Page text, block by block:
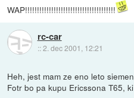
WAP!!!!!!!!!!!!!!!!!!!!!!!!!!!!!!!!!!!!!!
rc-car
::2. dec 2001, 12:21
Heh, jest mam ze eno leto
Fotr bo pa kupu Ericssona T65,